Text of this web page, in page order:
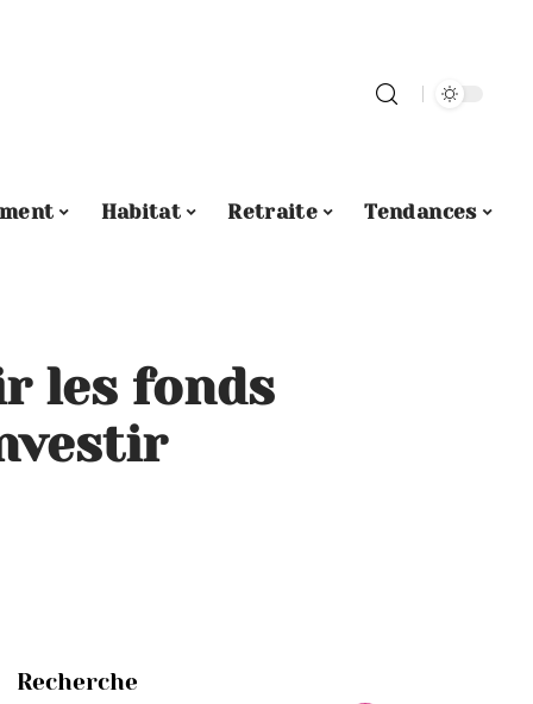
Habitat Retraite Tendances
les fonds
Recherche